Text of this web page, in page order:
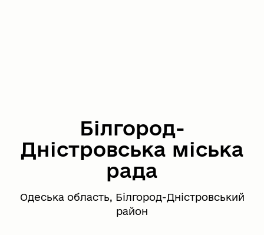
Білгород-
Дністровська міська
рада
Одеська область, Білгород-Дністровський
район